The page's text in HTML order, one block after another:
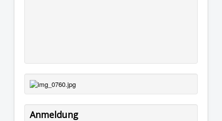
Anmeldung